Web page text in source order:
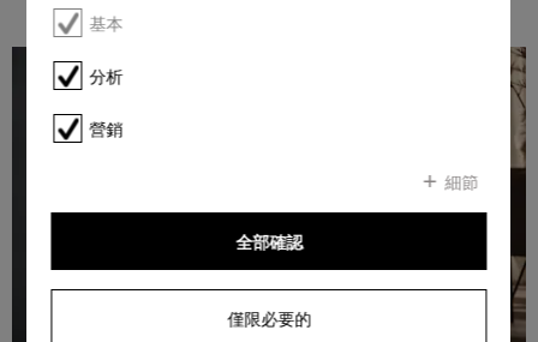
基本
分析
營銷
細節
僅限必要的
全部確認